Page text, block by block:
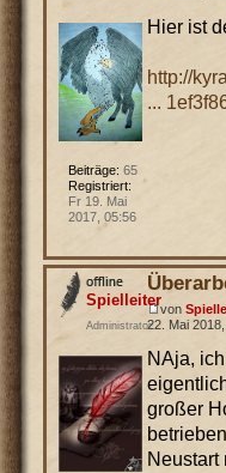
Hier ist
http://
...
Beiträge: 65
Registriert:
Fr 19. Mai
2017, 05:56
von
22. Mai
NAja,
großer
Neustart
Spielleiter
Administrator